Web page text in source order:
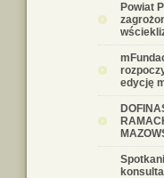
Powiat
edycję